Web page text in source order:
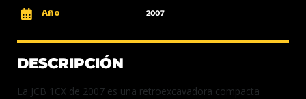
Año 2007
DESCRIPCIÓN
La JCB 1CX de 2007 es una retroexcavadora compacta